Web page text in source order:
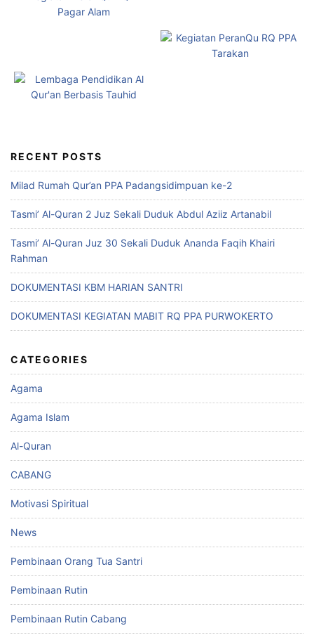
RECENT POSTS
Milad Rumah Qur’an PPA Padangsidimpuan ke-2
Tasmi’ Al-Quran 2 Juz Sekali Duduk Abdul Aziiz Artanabil
Tasmi’ Al-Quran Juz 30 Sekali Duduk Ananda Faqih Khairi
Rahman
DOKUMENTASI KBM HARIAN SANTRI
DOKUMENTASI KEGIATAN MABIT RQ PPA PURWOKERTO
CATEGORIES
Agama
Agama Islam
Al-Quran
CABANG
Motivasi Spiritual
News
Pembinaan Orang Tua Santri
Pembinaan Rutin
Pembinaan Rutin Cabang